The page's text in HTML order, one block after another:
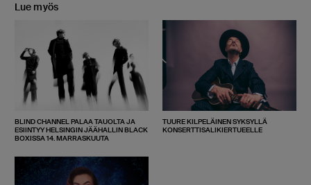
Lue myös
BLIND CHANNEL PALAA TAUOLTA JA
ESIINTYY HELSINGIN JÄÄHALLIN BLACK
BOXISSA 14. MARRASKUUTA
TUURE KILPELÄINEN SYKSYLLÄ
KONSERTTISALIKIERTUEELLE